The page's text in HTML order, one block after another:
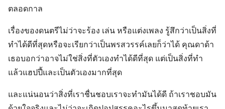
ตลอดกาล
เรื่องของดนตรีไม่ว่าจะร้อง เล่น หรือแต่งเพลง รู้สึกว่าเป็นสิ่งที่
ทำได้ดีที่สุดหรือจะเรียกว่าเป็นพรสวรรค์เลยก็ว่าได้ คุณดาด้า
เธอบอกว่าอาจไม่ใช่สิ่งที่ตัวเองทำได้ดีที่สุด แต่เป็นสิ่งที่ทำ
แล้วแฮปปี้และเป็นตัวเองมากที่สุด
และแน่นอนว่าสิ่งที่เราชื่นชอบเราจะทำมันได้ดี ถ้าเราชอบมัน